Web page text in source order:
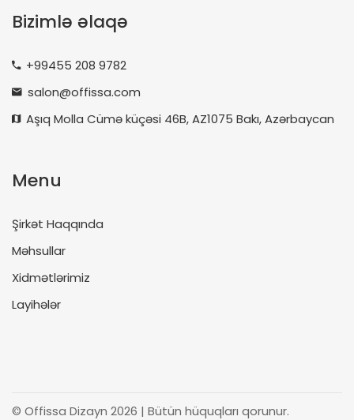
Bizimlə əlaqə
+99455 208 9782
salon@offissa.com
Aşıq Molla Cümə küçəsi 46B, AZ1075 Bakı, Azərbaycan
Menu
Şirkət Haqqında
Məhsullar
Xidmətlərimiz
Layihələr
© Offissa Dizayn 2026 | Bütün hüquqları qorunur.